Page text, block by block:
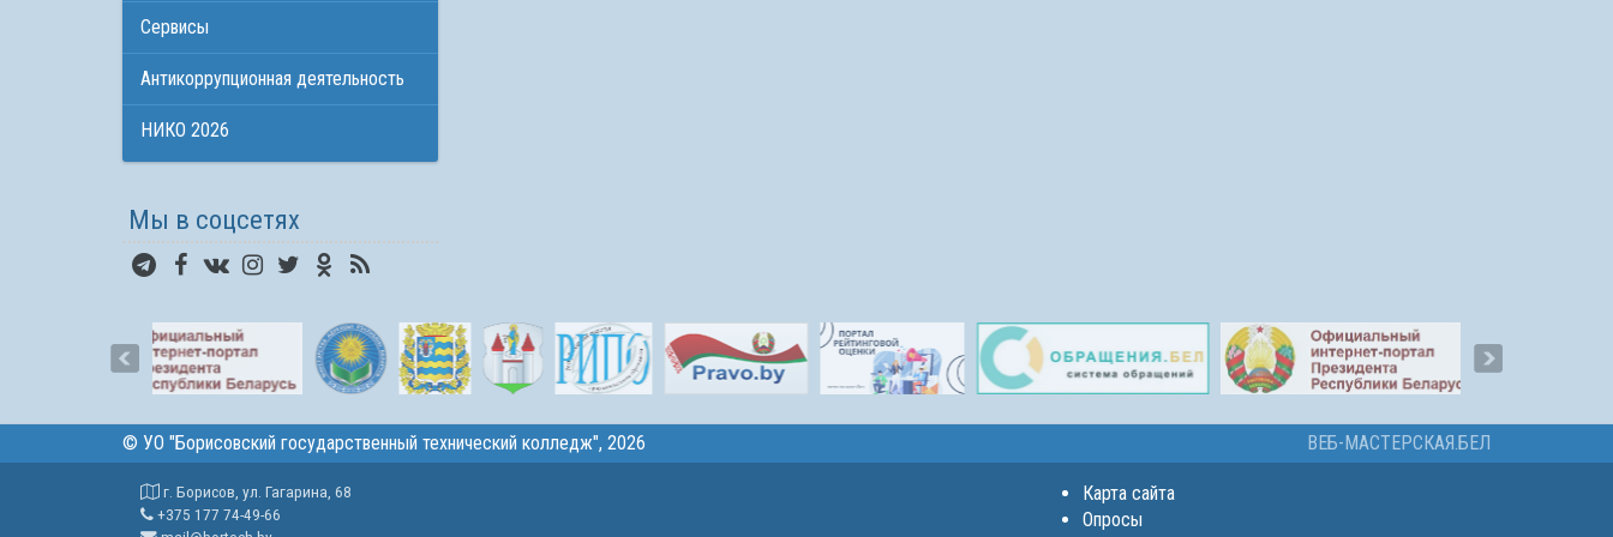
Сервисы
Антикоррупционная деятельность
НИКО 2026
Мы в соцсетях
© УО "Борисовский государственный технический колледж", 2026 ВЕБ-МАСТЕРСКАЯ.БЕЛ
г. Борисов, ул. Гагарина, 68
+375 177 74-49-66
Карта сайта
Опросы